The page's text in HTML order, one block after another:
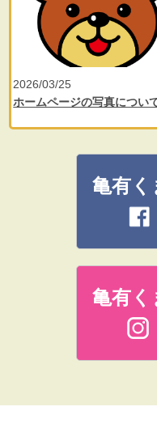
2026/03/25
ホームページの写真につい
亀有く
亀有く